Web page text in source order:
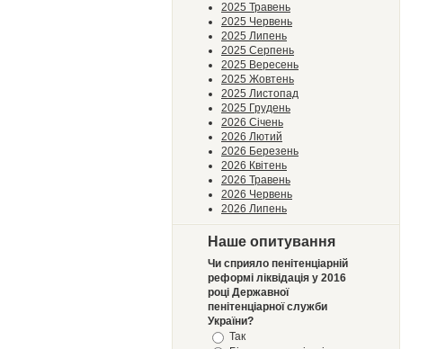
2025 Травень
2025 Червень
2025 Липень
2025 Серпень
2025 Вересень
2025 Жовтень
2025 Листопад
2025 Грудень
2026 Січень
2026 Лютий
2026 Березень
2026 Квітень
2026 Травень
2026 Червень
2026 Липень
Наше опитування
Чи сприяло пенітенціарній
реформі ліквідація у 2016
році Державної
пенітенціарної служби
України?
Так